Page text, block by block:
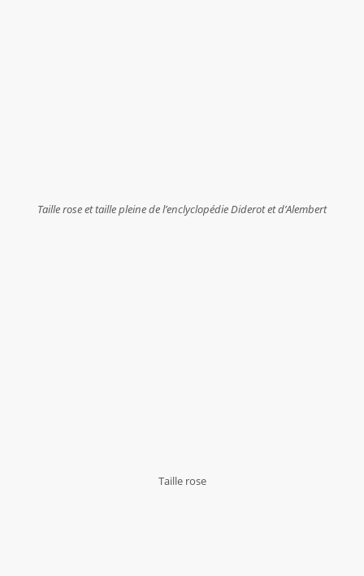
Taille rose et taille pleine de l’enclyclopédie Diderot et d’Alembert
Taille rose